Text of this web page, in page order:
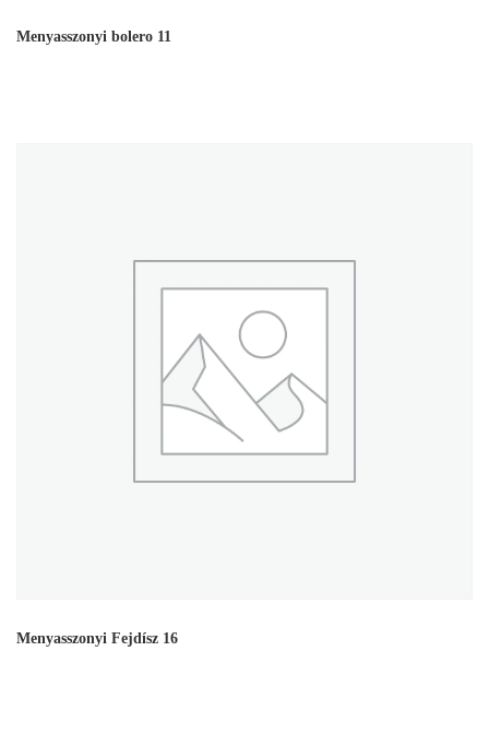
Menyasszonyi bolero 11
Menyasszonyi Fejdísz 16